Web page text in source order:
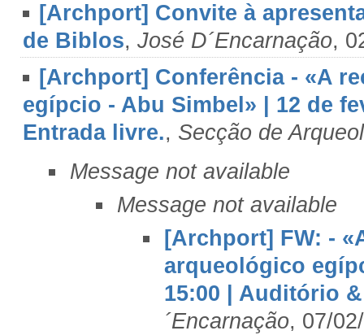
[Archport] Convite à
de Biblos, José D´Encarnação,
[Archport] Conferência - «A
egípcio - Abu Simbel» | 12 de
Entrada livre., Secção de
Message not available
Message not available
[Archport] FW: -
arqueológico
15:00 | Auditório
´Encarnação, 07/